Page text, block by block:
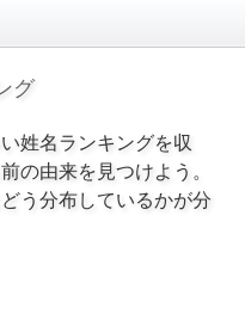
グ
姓名ランキングを収
の由来を見つけよう。
う分布しているかが分